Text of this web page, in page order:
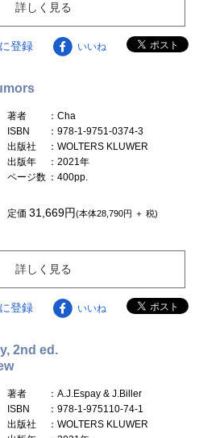
詳しく見る
登録 いいね
著者
：Cha
ISBN
：978-1-9751-0374-3
出版社
：WOLTERS KLUWER
出版年
：2021年
ページ数 ：400pp.
定価31,669円(本体28,790円 ＋ 税)
詳しく見る
登録 いいね
2nd ed.
著者
：A.J.Espay & J.Biller
ISBN
：978-1-975110-74-1
出版社
：WOLTERS KLUWER